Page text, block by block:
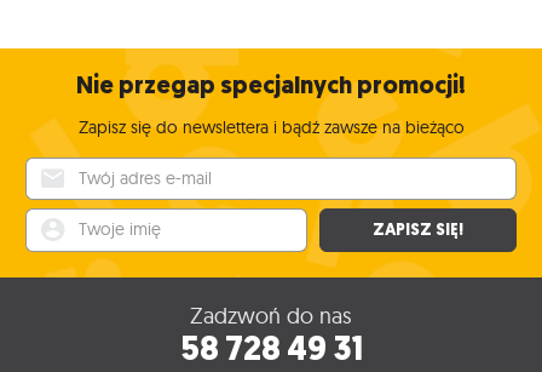
Nie przegap specjalnych promocji!
Zapisz się do newslettera i bądź zawsze na bieżąco
ZAPISZ SIĘ!
Zadzwoń do nas
58 728 49 31